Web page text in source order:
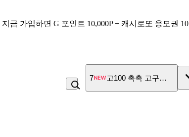
지금 가입하면 G 포인트 10,000P + 캐시로또 응모권
7 고100 촉촉 고구마 스틱